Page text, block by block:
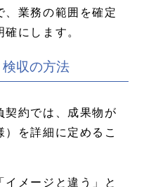
、業務の範囲を確定
にします。
収の方法
契約では、成果物が
を詳細に定めるこ
メージと違う」と